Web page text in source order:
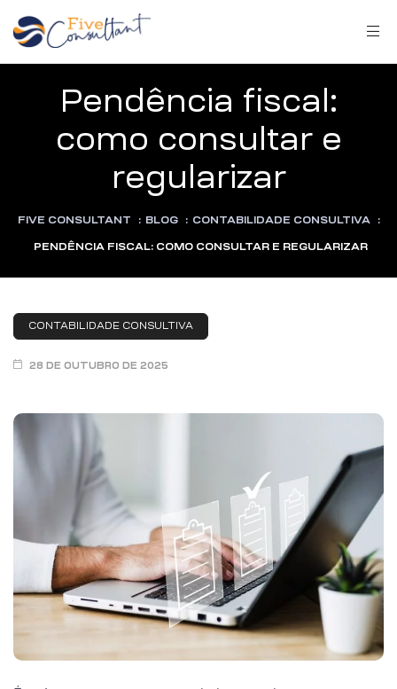
Pendência fiscal:
como consultar e
regularizar
FIVE CONSULTANT : BLOG : CONTABILIDADE CONSULTIVA :
PENDÊNCIA FISCAL: COMO CONSULTAR E REGULARIZAR
CONTABILIDADE CONSULTIVA
28 DE OUTUBRO DE 2025